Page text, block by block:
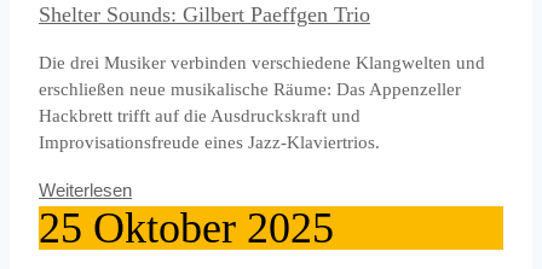
Shelter Sounds: Gilbert Paeffgen Trio
Die drei Musiker verbinden verschiedene Klangwelten und
erschließen neue musikalische Räume: Das Appenzeller
Hackbrett trifft auf die Ausdruckskraft und
Improvisationsfreude eines Jazz-Klaviertrios.
Weiterlesen
25 Oktober 2025